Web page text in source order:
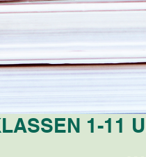
1-11